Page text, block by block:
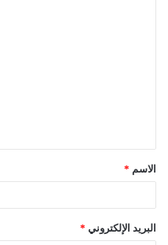
الاسم *
البريد الإلكتروني *